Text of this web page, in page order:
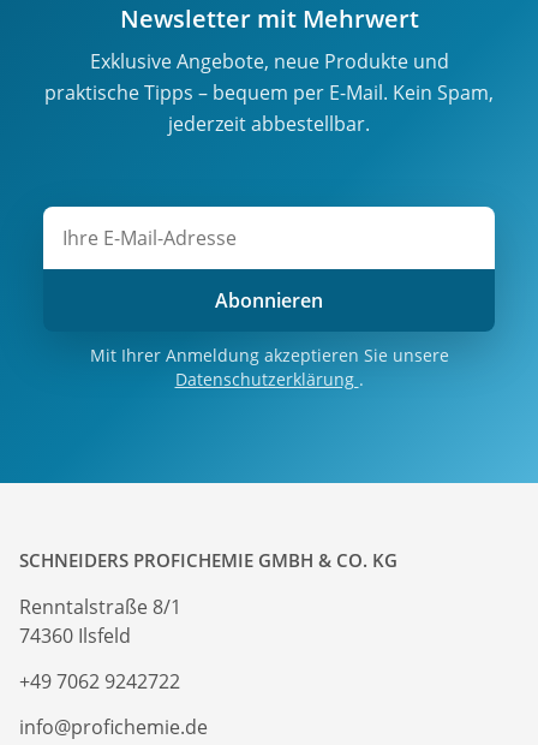
Newsletter mit Mehrwert
Exklusive Angebote, neue Produkte und
praktische Tipps – bequem per E-Mail. Kein Spam,
jederzeit abbestellbar.
Abonnieren
Mit Ihrer Anmeldung akzeptieren Sie unsere
Datenschutzerklärung .
SCHNEIDERS PROFICHEMIE GMBH & CO. KG
Renntalstraße 8/1
74360 Ilsfeld
+49 7062 9242722
info@profichemie.de